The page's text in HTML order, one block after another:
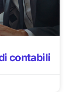
contabili